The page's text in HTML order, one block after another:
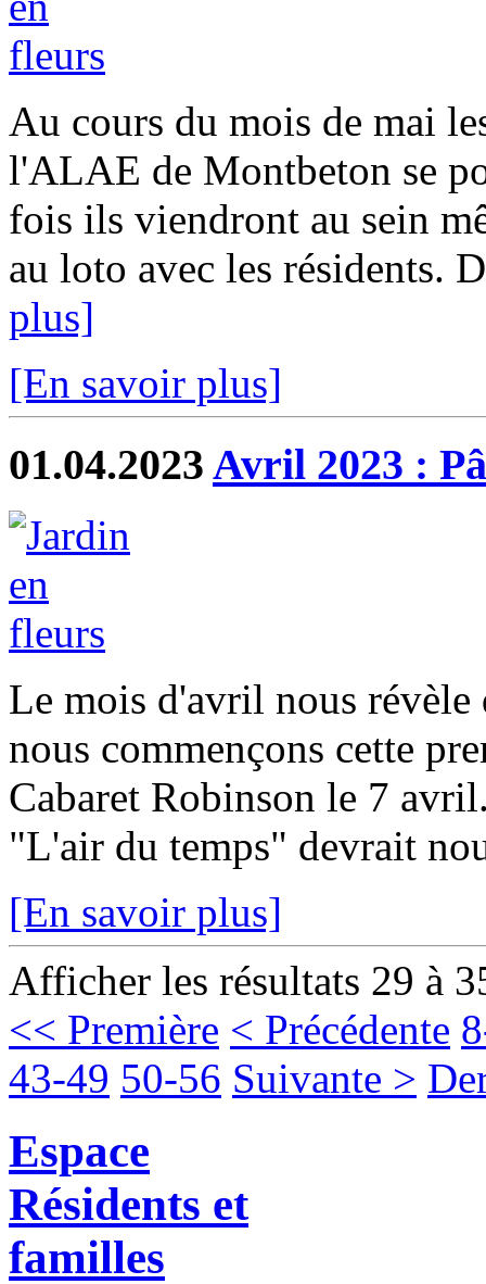
Au cours du mois de mai
l'ALAE de Montbeton se
fois ils viendront au sein
au loto avec les résidents.
plus]
[En savoir plus]
01.04.2023 Avril 2023 :
Le mois d'avril nous révèle
nous commençons cette
Cabaret Robinson le 7
"L'air du temps" devrait
[En savoir plus]
Afficher les résultats 29 à
<< Première < Précédente
43-49 50-56 Suivante >
Espace
Résidents et
familles